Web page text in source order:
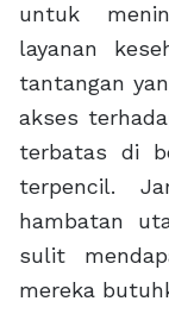
untuk
layanan
tantangan
akses
terbatas di
terpencil.
hambatan
sulit
mereka